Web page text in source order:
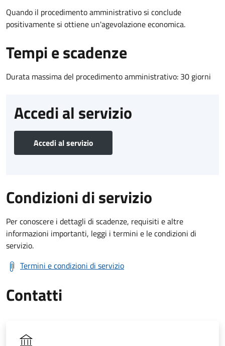
Quando il procedimento amministrativo si conclude
positivamente si ottiene un'agevolazione economica.
Tempi e scadenze
Durata massima del procedimento amministrativo: 30 giorni
Accedi al servizio
Accedi al servizio
Condizioni di servizio
Per conoscere i dettagli di scadenze, requisiti e altre
informazioni importanti, leggi i termini e le condizioni di
servizio.
Termini e condizioni di servizio
Contatti